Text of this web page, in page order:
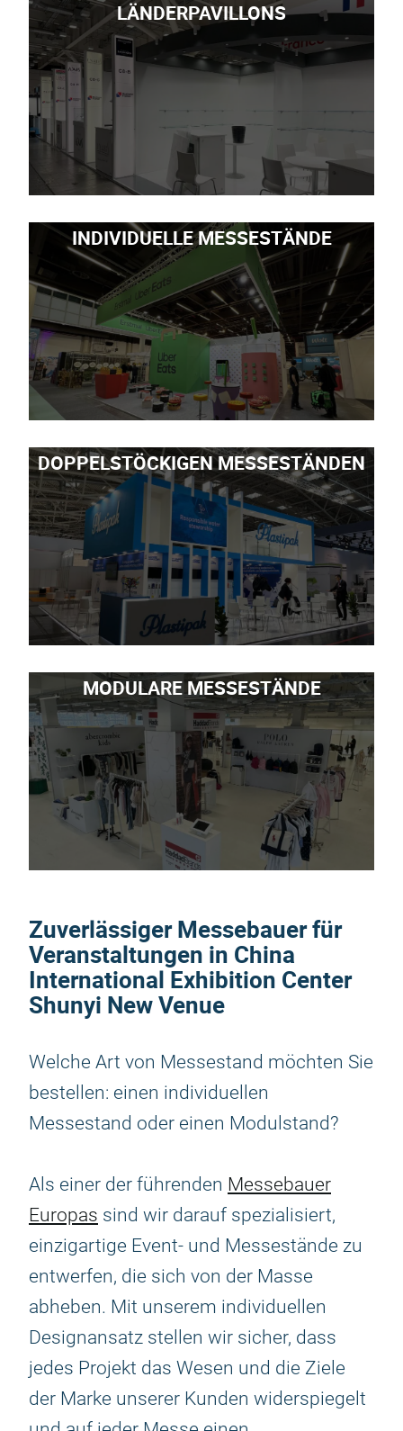
LÄNDERPAVILLONS
INDIVIDUELLE MESSESTÄNDE
DOPPELSTÖCKIGEN MESSESTÄNDEN
MODULARE MESSESTÄNDE
Zuverlässiger Messebauer für
Veranstaltungen in China
International Exhibition Center
Shunyi New Venue
Welche Art von Messestand möchten Sie
bestellen: einen individuellen
Messestand oder einen Modulstand?
Als einer der führenden Messebauer
Europas sind wir darauf spezialisiert,
einzigartige Event- und Messestände zu
entwerfen, die sich von der Masse
abheben. Mit unserem individuellen
Designansatz stellen wir sicher, dass
jedes Projekt das Wesen und die Ziele
der Marke unserer Kunden widerspiegelt